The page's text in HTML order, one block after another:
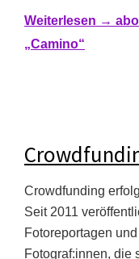
Weiterlesen →
„Camino“
Crowdfunding
Seit 2011
Fotoreportagen
Fotograf:innen, die